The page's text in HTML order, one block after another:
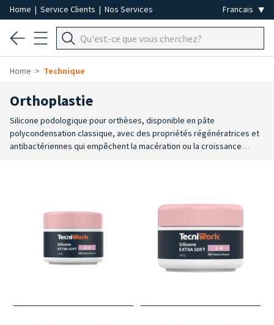
Home | Service Clients | Nos Services
Home Technique
Orthoplastie
Silicone podologique pour orthèses, disponible en pâte
polycondensation classique, avec des propriétés régénératrices et
antibactériennes qui empêchent la macération ou la croissance
pour la fabrication d'orthèses. Les temps de traitement et de prise
finir par des professionnels utilisant des outils de coupe et des
instruments rotatifs tels que des fraises.